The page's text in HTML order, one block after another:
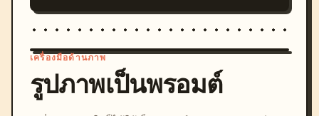
เครื่องมือด้านภาพ
รูปภาพเป็นพรอมต์